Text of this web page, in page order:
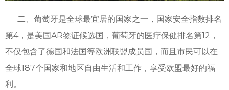
二、葡萄牙是全球最宜居的国家之一，国家安全指数排名
第4，是美国AR签证候选国，葡萄牙的医疗保健排名第12，
不仅包含了德国和法国等欧洲联盟成员国，而且市民可以在
全球187个国家和地区自由生活和工作，享受欧盟最好的福
利。